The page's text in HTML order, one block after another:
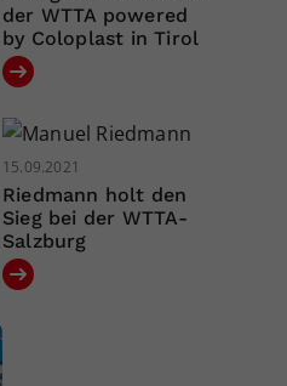
der WTTA powered
by Coloplast in Tirol
15.09.2021
Riedmann holt den
Sieg bei der WTTA-
Salzburg